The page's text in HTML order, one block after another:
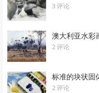
3 评论
澳大利亚水彩
2 评论
标准的块状固
2 评论